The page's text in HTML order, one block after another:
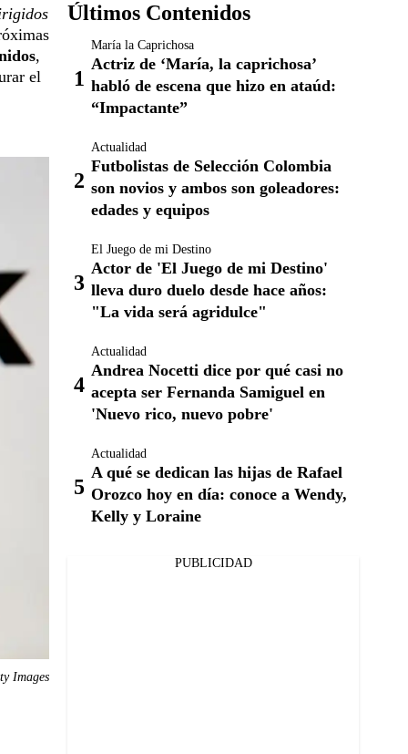
,
el
Images
Últimos Contenidos
María la Caprichosa
Actriz de ‘María, la caprichosa’
habló de escena que hizo en ataúd:
“Impactante”
Actualidad
Futbolistas de Selección Colombia
son novios y ambos son goleadores:
edades y equipos
El Juego de mi Destino
Actor de 'El Juego de mi Destino'
lleva duro duelo desde hace años:
"La vida será agridulce"
Actualidad
Andrea Nocetti dice por qué casi no
acepta ser Fernanda Samiguel en
'Nuevo rico, nuevo pobre'
Actualidad
A qué se dedican las hijas de Rafael
Orozco hoy en día: conoce a Wendy,
Kelly y Loraine
PUBLICIDAD